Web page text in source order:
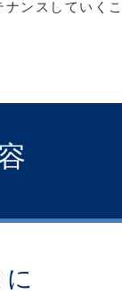
ナンスしていく